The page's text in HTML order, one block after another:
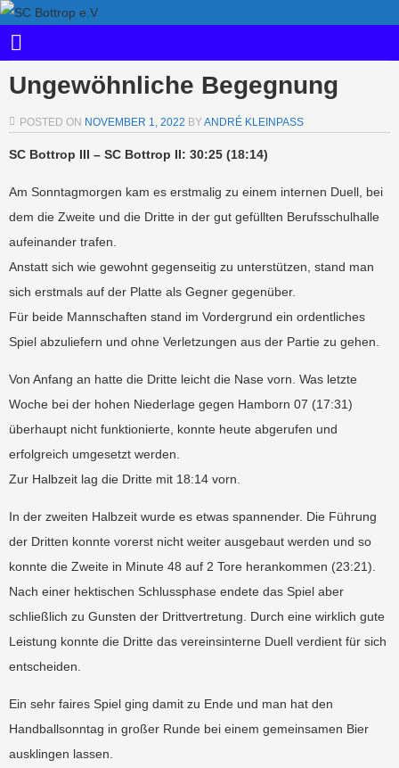
Ungewöhnliche Begegnung
POSTED ON NOVEMBER 1, 2022 BYANDRÉ KLEINPASS
SC Bottrop III – SC Bottrop II: 30:25 (18:14)
Am Sonntagmorgen kam es erstmalig zu einem internen Duell, bei
dem die Zweite und die Dritte in der gut gefüllten Berufsschulhalle
aufeinander trafen.
Anstatt sich wie gewohnt gegenseitig zu unterstützen, stand man
sich erstmals auf der Platte als Gegner gegenüber.
Für beide Mannschaften stand im Vordergrund ein ordentliches
Spiel abzuliefern und ohne Verletzungen aus der Partie zu gehen.
Von Anfang an hatte die Dritte leicht die Nase vorn. Was letzte
Woche bei der hohen Niederlage gegen Hamborn 07 (17:31)
überhaupt nicht funktionierte, konnte heute abgerufen und
erfolgreich umgesetzt werden.
Zur Halbzeit lag die Dritte mit 18:14 vorn.
In der zweiten Halbzeit wurde es etwas spannender. Die Führung
der Dritten konnte vorerst nicht weiter ausgebaut werden und so
konnte die Zweite in Minute 48 auf 2 Tore herankommen (23:21).
Nach einer hektischen Schlussphase endete das Spiel aber
schließlich zu Gunsten der Drittvertretung. Durch eine wirklich gute
Leistung konnte die Dritte das vereinsinterne Duell verdient für sich
entscheiden.
Ein sehr faires Spiel ging damit zu Ende und man hat den
Handballsonntag in großer Runde bei einem gemeinsamen Bier
ausklingen lassen.